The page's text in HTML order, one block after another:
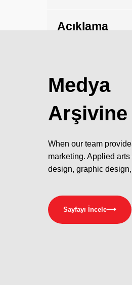
Açıklama
Medya
Arşivine
When our team
marketing. Applied
design, graphic design,
Sayfayı İncele⟶